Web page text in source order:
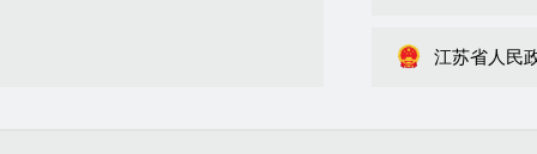
江苏省人民